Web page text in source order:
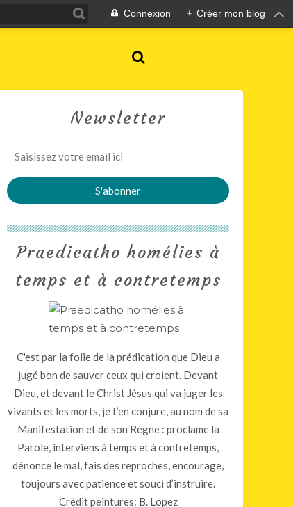
Connexion + Créer mon blog
Newsletter
Praedicatho homélies à
temps et à contretemps
C'est par la folie de la prédication que Dieu a
jugé bon de sauver ceux qui croient. Devant
Dieu, et devant le Christ Jésus qui va juger les
vivants et les morts, je t’en conjure, au nom de sa
Manifestation et de son Règne : proclame la
Parole, interviens à temps et à contretemps,
dénonce le mal, fais des reproches, encourage,
toujours avec patience et souci d’instruire.
Crédit peintures: B. Lopez